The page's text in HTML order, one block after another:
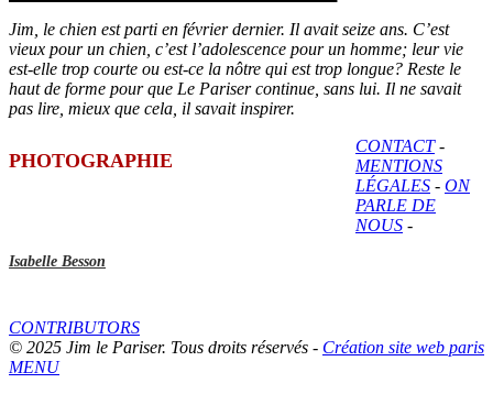
Jim, le chien est parti en février dernier. Il avait seize ans. C’est
vieux pour un chien, c’est l’adolescence pour un homme; leur vie
est-elle trop courte ou est-ce la nôtre qui est trop longue? Reste le
haut de forme pour que Le Pariser continue, sans lui. Il ne savait
pas lire, mieux que cela, il savait inspirer.
PHOTOGRAPHIE
Isabelle Besson
CONTACT-
MENTIONS
LÉGALES - ON
PARLE DE
NOUS -
CONTRIBUTORS
© 2025 Jim le Pariser. Tous droits réservés - Création site web paris
MENU